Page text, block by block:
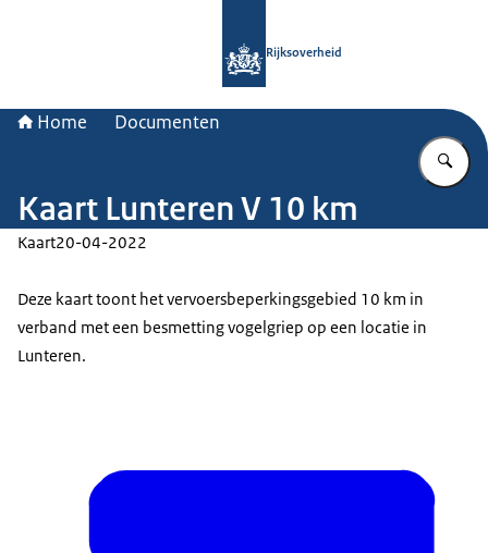
Rijksoverheid
Home Documenten
Kaart Lunteren V 10 km
Kaart20-04-2022
Deze kaart toont het vervoersbeperkingsgebied 10 km in
verband met een besmetting vogelgriep op een locatie in
Lunteren.